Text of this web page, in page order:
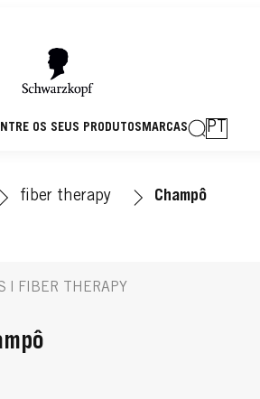
OS SEUS PRODUTOSMARCAS PT
fiber therapy Champô
| FIBER THERAPY